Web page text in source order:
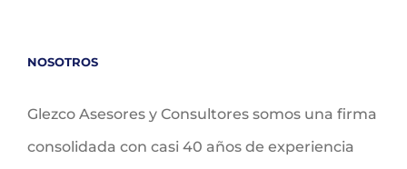
NOSOTROS
Glezco Asesores y Consultores somos una firma
consolidada con casi 40 años de experiencia